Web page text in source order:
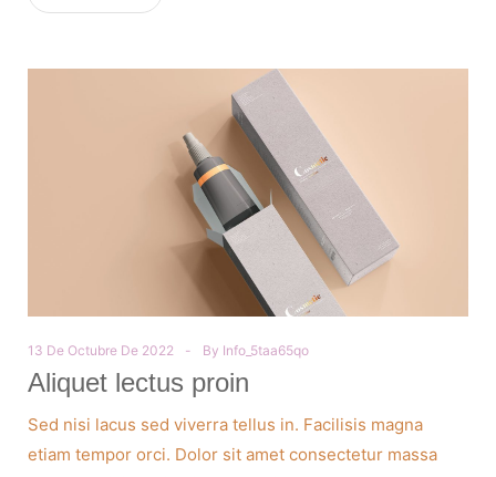
13 De Octubre De 2022 By Info_5taa65qo
Aliquet lectus proin
Sed nisi lacus sed viverra tellus in. Facilisis magna
etiam tempor orci. Dolor sit amet consectetur massa